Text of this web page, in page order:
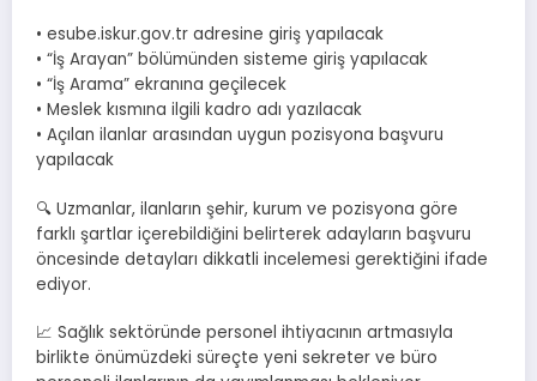
• esube.iskur.gov.tr adresine giriş yapılacak
• “İş Arayan” bölümünden sisteme giriş yapılacak
• “İş Arama” ekranına geçilecek
• Meslek kısmına ilgili kadro adı yazılacak
• Açılan ilanlar arasından uygun pozisyona başvuru
yapılacak
🔍 Uzmanlar, ilanların şehir, kurum ve pozisyona göre
farklı şartlar içerebildiğini belirterek adayların başvuru
öncesinde detayları dikkatli incelemesi gerektiğini ifade
ediyor.
📈 Sağlık sektöründe personel ihtiyacının artmasıyla
birlikte önümüzdeki süreçte yeni sekreter ve büro